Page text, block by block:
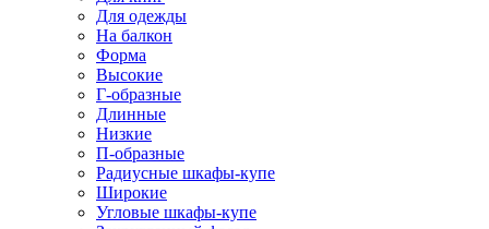
Для одежды
На балкон
Форма
Высокие
Г-образные
Длинные
Низкие
П-образные
Радиусные шкафы-купе
Широкие
Угловые шкафы-купе